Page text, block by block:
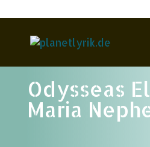
Odysseas
Maria